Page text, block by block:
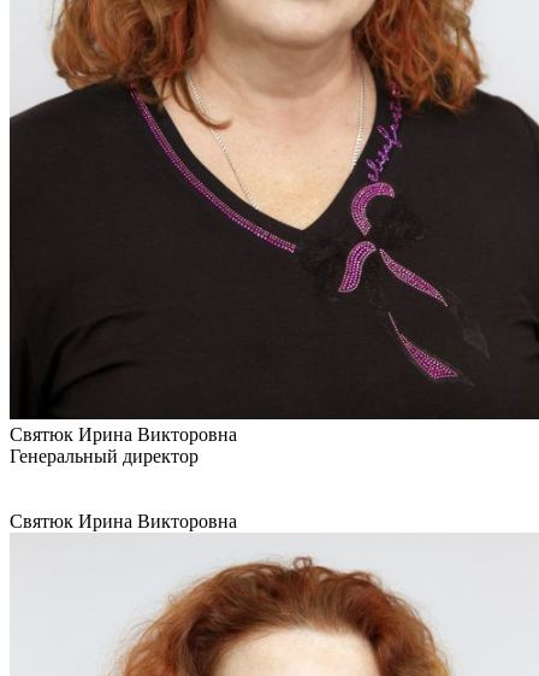
Святюк Ирина Викторовна
Генеральный директор
Святюк Ирина Викторовна